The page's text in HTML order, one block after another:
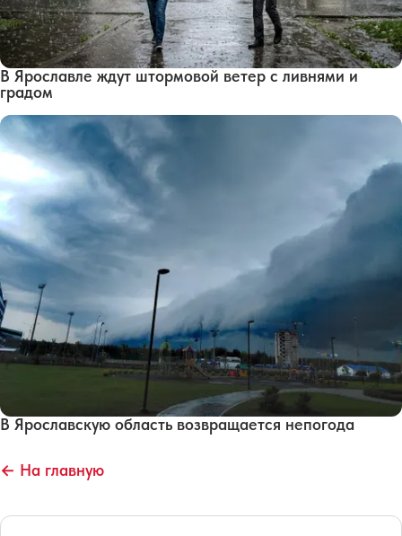
В Ярославле ждут штормовой ветер с ливнями и
градом
В Ярославскую область возвращается непогода
← На главную